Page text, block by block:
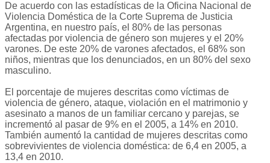
De acuerdo con las estadísticas de la Oficina Nacional de
Violencia Doméstica de la Corte Suprema de Justicia
Argentina, en nuestro país, el 80% de las personas
afectadas por violencia de género son mujeres y el 20%
varones. De este 20% de varones afectados, el 68% son
niños, mientras que los denunciados, en un 80% del sexo
masculino.
El porcentaje de mujeres descritas como víctimas de
violencia de género, ataque, violación en el matrimonio y
asesinato a manos de un familiar cercano y parejas, se
incrementó al pasar de 9% en el 2005, a 14% en 2010.
También aumentó la cantidad de mujeres descritas como
sobrevivientes de violencia doméstica: de 6,4 en 2005, a
13,4 en 2010.